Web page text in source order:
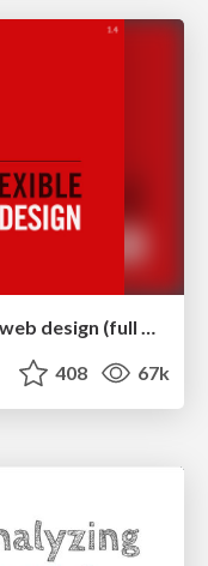
Fashionably flexible responsive web design (full day workshop)
408 67k